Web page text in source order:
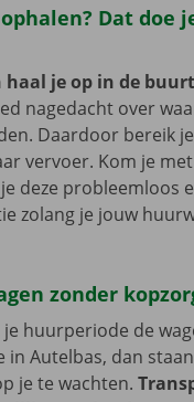
Dat doe
haal je op in de
nagedacht over
Daardoor bereik
vervoer. Kom je
deze probleemloos
zolang je jouw
zonder
je huurperiode de
in Autelbas, dan
je te wachten.